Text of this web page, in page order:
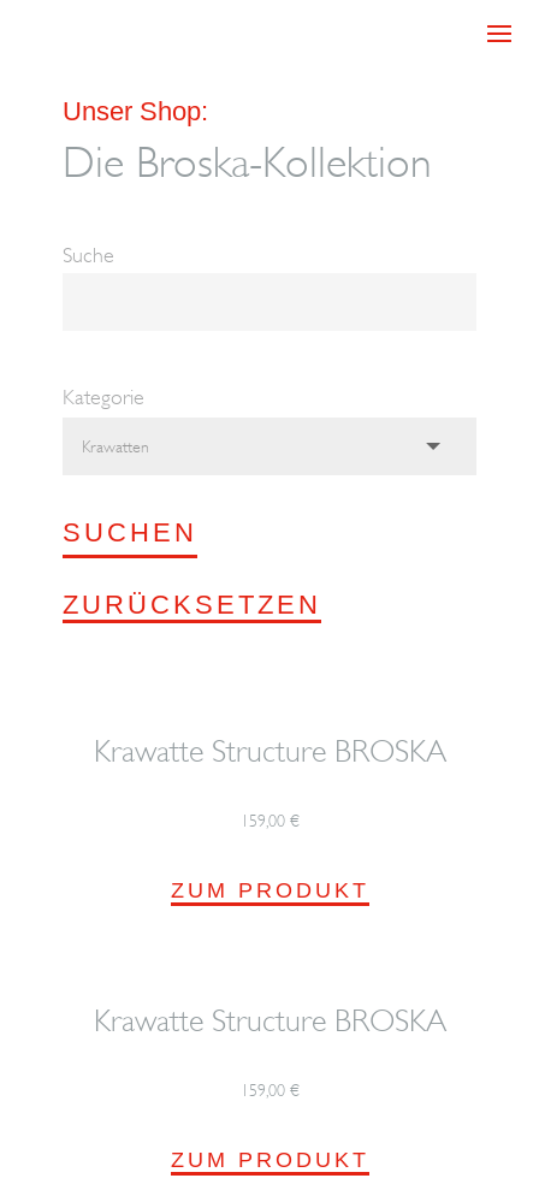
Unser Shop:
Die Broska-Kollektion
Suche
Kategorie
ZURÜCKSETZEN
Krawatte Structure BROSKA
159,00 €
ZUM PRODUKT
Krawatte Structure BROSKA
159,00 €
ZUM PRODUKT